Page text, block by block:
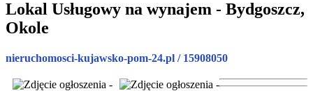
Lokal Usługowy na wynajem - Bydgoszcz,
Okole
nieruchomosci-kujawsko-pom-24.pl / 15908050